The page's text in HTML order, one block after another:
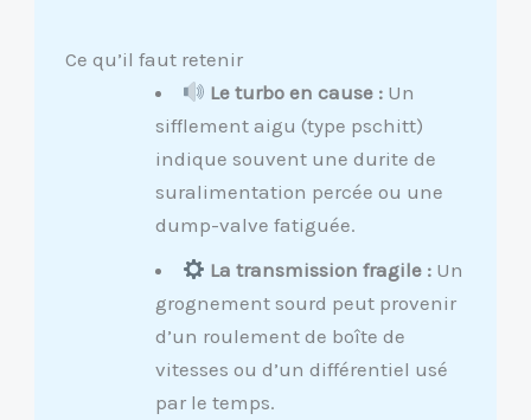
Ce qu’il faut retenir
Le turbo en cause : Un
sifflement aigu (type pschitt)
indique souvent une durite de
suralimentation percée ou une
dump-valve fatiguée.
La transmission fragile : Un
grognement sourd peut provenir
d’un roulement de boîte de
vitesses ou d’un différentiel usé
par le temps.